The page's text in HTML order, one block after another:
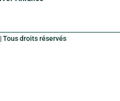
Tous droits réservés